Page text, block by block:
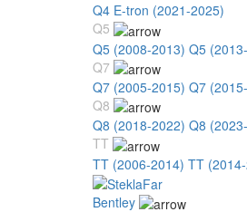
Q4 E-tron (2021-2025)
Q5
Q5 (2008-2013) Q5
Q7
Q7 (2005-2015) Q7
Q8
Q8 (2018-2022) Q8
TT
TT (2006-2014) TT
Bentley